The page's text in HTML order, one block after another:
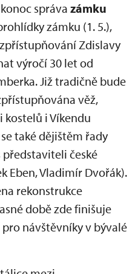
správa zámku
zámku (1. 5.),
Zdislavy
výročí 30 let od
Již tradičně bude
věž,
kostelů i Víkendu
také dějištěm řady
české
Eben, Vladimír Dvořák).
rekonstrukce
době zde finišuje
návštěvníky v bývalé